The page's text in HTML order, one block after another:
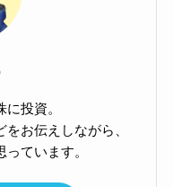
投資。
お伝えしながら、
ています。